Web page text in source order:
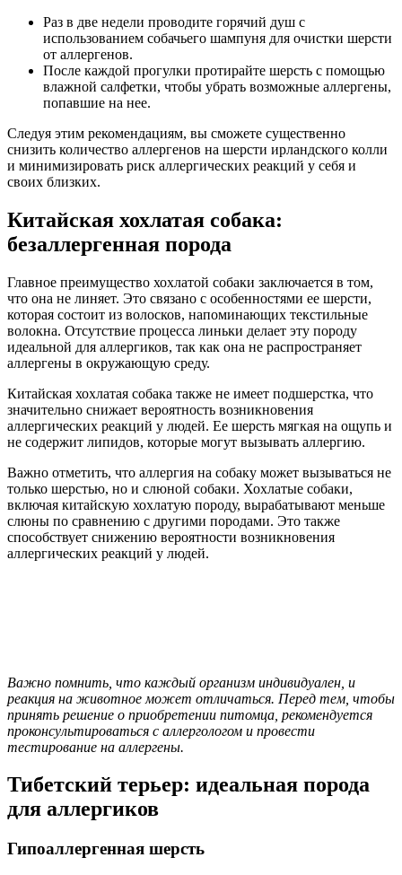
Раз в две недели проводите горячий душ с
использованием собачьего шампуня для очистки шерсти
от аллергенов.
После каждой прогулки протирайте шерсть с помощью
влажной салфетки, чтобы убрать возможные аллергены,
попавшие на нее.
Следуя этим рекомендациям, вы сможете существенно
снизить количество аллергенов на шерсти ирландского колли
и минимизировать риск аллергических реакций у себя и
своих близких.
Китайская хохлатая собака:
безаллергенная порода
Главное преимущество хохлатой собаки заключается в том,
что она не линяет. Это связано с особенностями ее шерсти,
которая состоит из волосков, напоминающих текстильные
волокна. Отсутствие процесса линьки делает эту породу
идеальной для аллергиков, так как она не распространяет
аллергены в окружающую среду.
Китайская хохлатая собака также не имеет подшерстка, что
значительно снижает вероятность возникновения
аллергических реакций у людей. Ее шерсть мягкая на ощупь и
не содержит липидов, которые могут вызывать аллергию.
Важно отметить, что аллергия на собаку может вызываться не
только шерстью, но и слюной собаки. Хохлатые собаки,
включая китайскую хохлатую породу, вырабатывают меньше
слюны по сравнению с другими породами. Это также
способствует снижению вероятности возникновения
аллергических реакций у людей.
Важно помнить, что каждый организм индивидуален, и
реакция на животное может отличаться. Перед тем, чтобы
принять решение о приобретении питомца, рекомендуется
проконсультироваться с аллергологом и провести
тестирование на аллергены.
Тибетский терьер: идеальная порода
для аллергиков
Гипоаллергенная шерсть